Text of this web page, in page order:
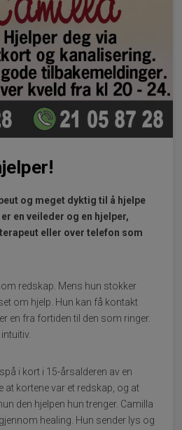
og meget dyktig til å hjelpe
en veileder og en hjelper,
eller over telefon som
redskap. Mens hun stokker
om hjelp. Hun kan få kontakt
en fra fortiden til den som ringer.
i kort i 15-årsalderen av en
at kortene var et redskap, og at
den hjelpen hun trenger. Camilla
healing. Hun sender lys og